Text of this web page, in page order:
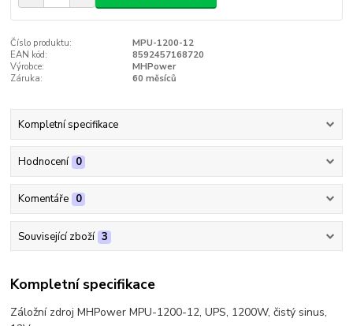
Číslo produktu:
MPU-1200-12
EAN kód:
8592457168720
Výrobce:
MHPower
Záruka:
60 měsíců
Kompletní specifikace
Hodnocení 0
Komentáře 0
Související zboží 3
Kompletní specifikace
Záložní zdroj MHPower MPU-1200-12, UPS, 1200W, čistý sinus,